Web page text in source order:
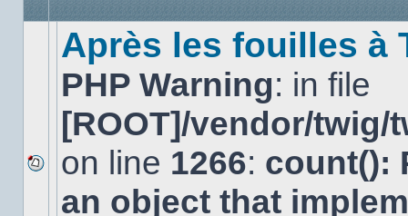
Aucun
nouveau
message
Après les fouilles à
PHP Warning: in file
[ROOT]/vendor/
on line 1266: count():
an object that